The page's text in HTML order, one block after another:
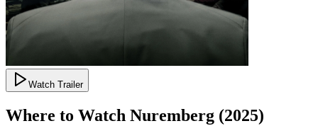
Watch Trailer
Where to Watch Nuremberg (2025)